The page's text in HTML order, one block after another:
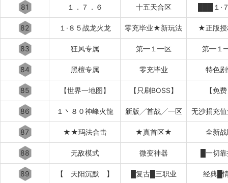
81 １．７．６ 十五天合区 ███１·
82 １·８５战龙火龙 零充毕业★新玩法 ★正版
83 狂风专属 第━１━区 第━１
84 黑檀专属 零充毕业 特色
85 【世界一地图】 【只刷BOSS】 【免
86 １丶８０神峰火龍 新版╱首战╱一区 无沙捐充
87 ★★玛法合击 ★真首区★ 全新
88 无敌模式 微变神器 █一切
89 【 天阳沉默 】 █复古█三职业 经典█